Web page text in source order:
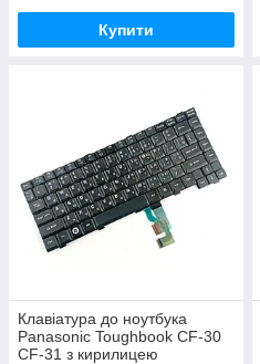
Купити
Клавіатура до ноутбука
Panasonic Toughbook CF-30
CF-31 з кирилицею